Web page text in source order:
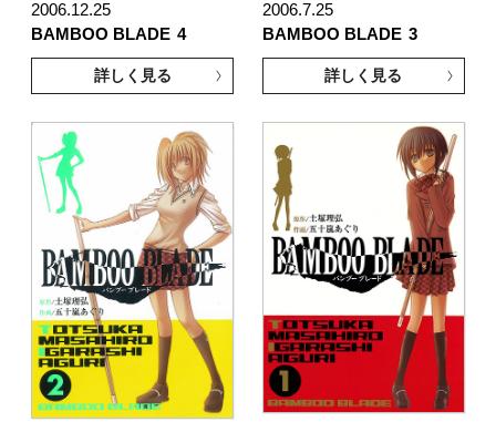
2006.12.25
BAMBOO BLADE 4
詳しく見る
2006.7.25
BAMBOO BLADE 3
詳しく見る